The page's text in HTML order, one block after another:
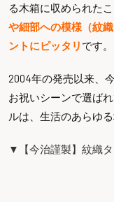
る木箱に収められたこ
や細部への模様（紋
ントにピッタリ です。
2004年の発売以来、
お祝いシーンで選ば
ルは、生活のあらゆ
▼【今治謹製】紋織